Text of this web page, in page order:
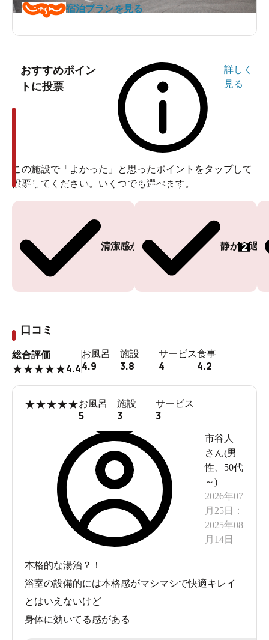
(※2025年11月時点での価格です)
ずらりと並ぶラドン発生装置とラドンの影響
生装置
です。一見すると、ウルトラマンや昔のSF映画に
出てくるような、レトロフューチャーな機械のようにも
見えます。これらの装置は、こまめにメンテナンスが施
され、今もなお現役で稼働し続けています。
ここだけ見るとどこかの研究所のよう。
約1,000ベクレル/リットルのラドンガスを浴室内に供給
そもそも、ラドンってなに？という人もいることでしょ
う。ラドンとは自然界に存在するごく微量の放射性物質
（気体）のことです。「放射性物質」と聞くと一瞬たじ
ろいでしまいますが、
線は、むしろ体の細胞を刺激し、内側から活力を高める
宿泊プランを見る
おすすめポイン
トに投票
詳しく
見る
この施設で「よかった」と思ったポイントをタップして
投票してください。いくつでも選べます。
清潔感がある
投票ありがとうございます
静かに過
2
投票ありがとうございます
口コミ
総合評価
★★★★★4.4
お風呂
4.9
施設
3.8
サービス
4
食事
4.2
★★★★★お風呂
5
施設
3
サービス
3
市谷人
さん(男
性
50代
～)
2026年07
月25日
：
2025年08
月14日
本格的な湯治？！
浴室の設備的には本格感がマシマシで快適キレイ
とはいえないけど
身体に効いてる感がある